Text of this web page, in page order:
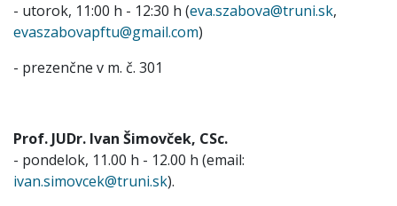
- utorok, 11:00 h - 12:30 h (eva.szabova@truni.sk,
evaszabovapftu@gmail.com)
- prezenčne v m. č. 301
Prof. JUDr. Ivan Šimovček, CSc.
- pondelok, 11.00 h - 12.00 h (email:
ivan.simovcek@truni.sk).